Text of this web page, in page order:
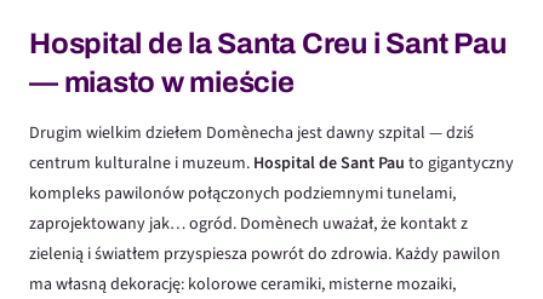
Hospital de la Santa Creu i Sant Pau
— miasto w mieście
Drugim wielkim dziełem Domènecha jest dawny szpital — dziś
centrum kulturalne i muzeum. Hospital de Sant Pau to gigantyczny
kompleks pawilonów połączonych podziemnymi tunelami,
zaprojektowany jak… ogród. Domènech uważał, że kontakt z
zielenią i światłem przyspiesza powrót do zdrowia. Każdy pawilon
ma własną dekorację: kolorowe ceramiki, misterne mozaiki,